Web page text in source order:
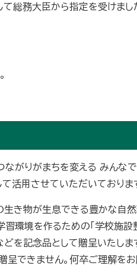
総務大臣から指定を受けまし
ながりがまちを変える みんな
て活用させていただいておりま
き物が生息できる豊かな自然
環境を作るための「学校施設
を記念品として贈呈いたしま
できません。何卒ご理解をお